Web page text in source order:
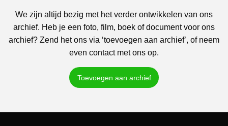
We zijn altijd bezig met het verder ontwikkelen van ons
archief. Heb je een foto, film, boek of document voor ons
archief? Zend het ons via ‘toevoegen aan archief’, of neem
even contact met ons op.
Toevoegen aan archief